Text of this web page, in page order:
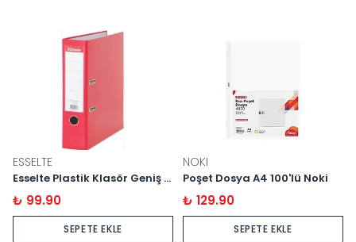
ESSELTE
Esselte Plastik Klasör Geniş A4
₺ 99.90
SEPETE EKLE
NOKI
Poşet Dosya A4 100'lü Noki
₺ 129.90
SEPETE EKLE